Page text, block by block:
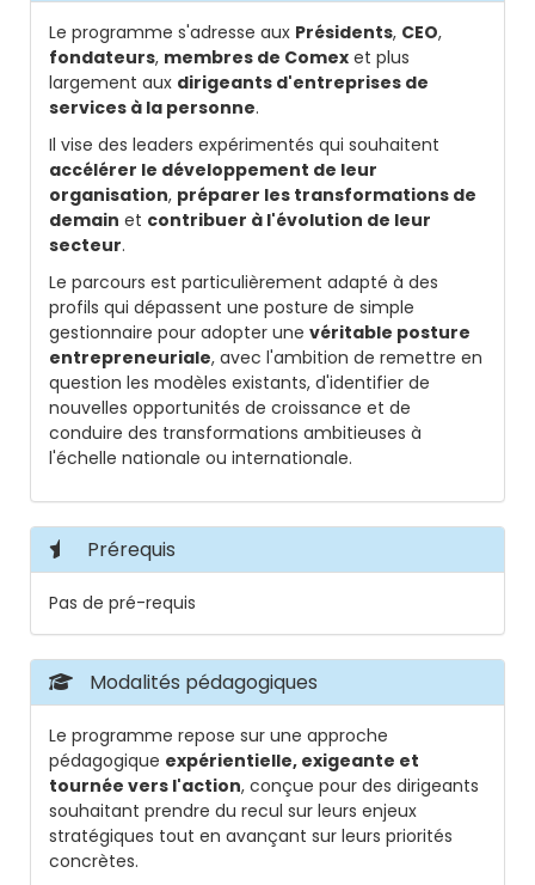
Le programme s'adresse aux Présidents, CEO,
fondateurs, membres de Comex et plus
largement aux dirigeants d'entreprises de
services à la personne.
Il vise des leaders expérimentés qui souhaitent
accélérer le développement de leur
organisation, préparer les transformations de
demain et contribuer à l'évolution de leur
secteur.
Le parcours est particulièrement adapté à des
profils qui dépassent une posture de simple
gestionnaire pour adopter une véritable posture
entrepreneuriale, avec l'ambition de remettre en
question les modèles existants, d'identifier de
nouvelles opportunités de croissance et de
conduire des transformations ambitieuses à
l'échelle nationale ou internationale.
Prérequis
Pas de pré-requis
Modalités pédagogiques
Le programme repose sur une approche
pédagogique expérientielle, exigeante et
tournée vers l'action, conçue pour des dirigeants
souhaitant prendre du recul sur leurs enjeux
stratégiques tout en avançant sur leurs priorités
concrètes.